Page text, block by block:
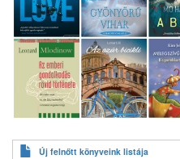
Új felnőtt könyveink listája